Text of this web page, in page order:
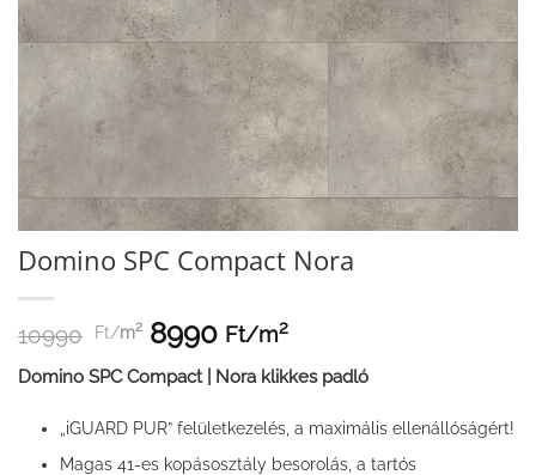
Domino SPC Compact Nora
10990 Ft/m2 8990 Ft/m2
Domino SPC Compact | Nora klikkes padló
„iGUARD PUR” felületkezelés, a maximális ellenállóságért!
Magas 41-es kopásosztály besorolás, a tartós